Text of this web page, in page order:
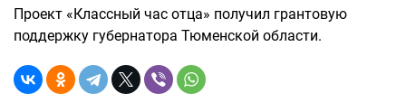
Проект «Классный час отца» получил грантовую
поддержку губернатора Тюменской области.